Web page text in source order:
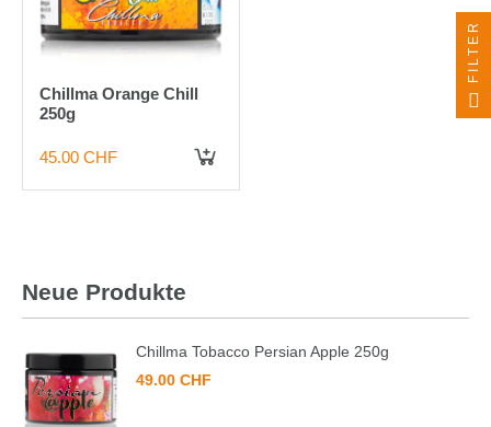
Chillma Orange Chill
250g
45.00 CHF
Neue Produkte
Chillma Tobacco Persian Apple 250g
49.00 CHF
FILTER